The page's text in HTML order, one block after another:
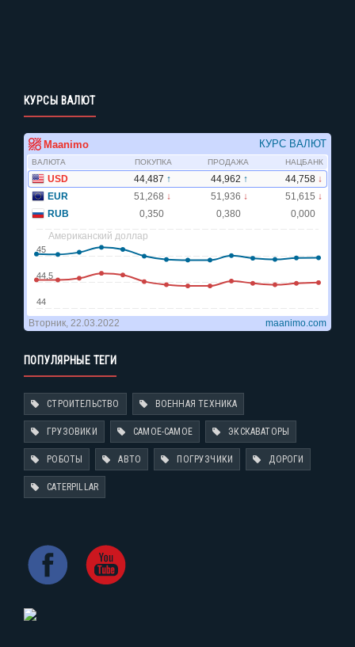
КУРСЫ ВАЛЮТ
ПОПУЛЯРНЫЕ ТЕГИ
СТРОИТЕЛЬСТВО ВОЕННАЯ ТЕХНИКА
ГРУЗОВИКИ САМОЕ-САМОЕ ЭКСКАВАТОРЫ
РОБОТЫ АВТО ПОГРУЗЧИКИ ДОРОГИ
CATERPILLAR